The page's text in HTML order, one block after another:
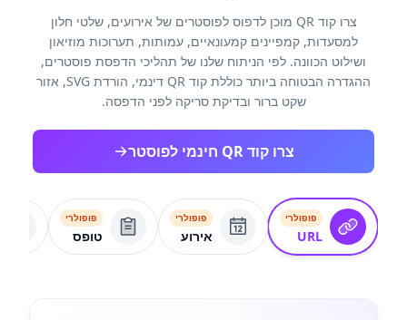
צרו קוד QR מוכן לדפוס לפוסטרים של אירועים, שלטי חלון
למסעדות, קמפיינים קמעונאיים, עמותות, תערוכות מוזיאון
ושילוט הכוונה. לפי הניתוח שלנו של תהליכי הדפסת פוסטרים,
ההגדרה הבטוחה ביותר כוללת קוד QR דינמי, הורדת SVG, אזור
שקט ברור ובדיקת סריקה לפני הדפסה.
צרו קוד QR חינמי לפוסטר
פופולרי
URL
פופולרי
אירוע
פופולרי
טופס